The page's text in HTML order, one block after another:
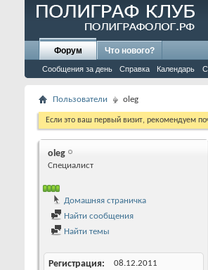
Форум
Сообщения за день Справка Календарь
Что нового?
Пользователи oleg
Если это ваш первый визит, рекомендуем
oleg
Специалист
Домашняя страничка
Найти сообщения
Найти темы
Регистрация 08.12.2011